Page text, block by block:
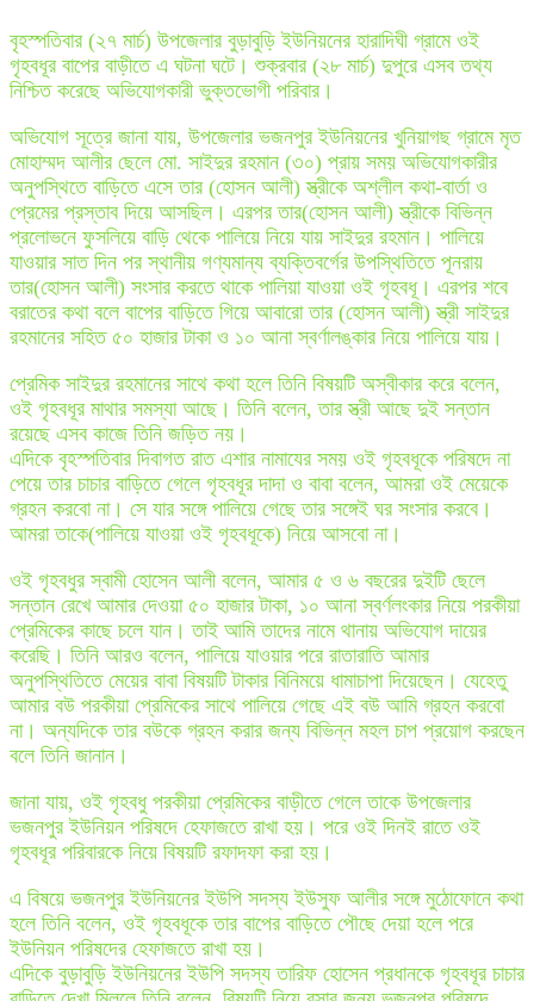
বৃহস্পতিবার (২৭ মার্চ) উপজেলার বুড়াবুড়ি ইউনিয়নের হারাদিঘী গ্রামে ওই
গৃহবধূর বাপের বাড়ীতে এ ঘটনা ঘটে। শুক্রবার (২৮ মার্চ) দুপুরে এসব তথ্য
নিশ্চিত করেছে অভিযোগকারী ভুক্তভোগী পরিবার।
অভিযোগ সূত্রে জানা যায়, উপজেলার ভজনপুর ইউনিয়নের খুনিয়াগছ গ্রামে মৃত
মোহাম্মদ আলীর ছেলে মো. সাইদুর রহমান (৩০) প্রায় সময় অভিযোগকারীর
অনুপস্থিতে বাড়িতে এসে তার (হোসন আলী) স্ত্রীকে অশ্লীল কথা-বার্তা ও
প্রেমের প্রস্তাব দিয়ে আসছিল। এরপর তার(হোসন আলী) স্ত্রীকে বিভিন্ন
প্রলোভনে ফুসলিয়ে বাড়ি থেকে পালিয়ে নিয়ে যায় সাইদুর রহমান। পালিয়ে
যাওয়ার সাত দিন পর স্থানীয় গণ্যমান্য ব্যক্তিবর্গের উপস্থিতিতে পূনরায়
তার(হোসন আলী) সংসার করতে থাকে পালিয়া যাওয়া ওই গৃহবধূ। এরপর শবে
বরাতের কথা বলে বাপের বাড়িতে গিয়ে আবারো তার (হোসন আলী) স্ত্রী সাইদুর
রহমানের সহিত ৫০ হাজার টাকা ও ১০ আনা স্বর্ণালঙ্কার নিয়ে পালিয়ে যায়।
প্রেমিক সাইদুর রহমানের সাথে কথা হলে তিনি বিষয়টি অস্বীকার করে বলেন,
ওই গৃহবধূর মাথার সমস্যা আছে। তিনি বলেন, তার স্ত্রী আছে দুই সন্তান
রয়েছে এসব কাজে তিনি জড়িত নয়।
এদিকে বৃহস্পতিবার দিবাগত রাত এশার নামাযের সময় ওই গৃহবধূকে পরিষদে না
পেয়ে তার চাচার বাড়িতে গেলে গৃহবধূর দাদা ও বাবা বলেন, আমরা ওই মেয়েকে
গ্রহন করবো না। সে যার সঙ্গে পালিয়ে গেছে তার সঙ্গেই ঘর সংসার করবে।
আমরা তাকে(পালিয়ে যাওয়া ওই গৃহবধূকে) নিয়ে আসবো না।
ওই গৃহবধুর স্বামী হোসেন আলী বলেন, আমার ৫ ও ৬ বছরের দুইটি ছেলে
সন্তান রেখে আমার দেওয়া ৫০ হাজার টাকা, ১০ আনা স্বর্ণলংকার নিয়ে পরকীয়া
প্রেমিকের কাছে চলে যান। তাই আমি তাদের নামে থানায় অভিযোগ দায়ের
করেছি। তিনি আরও বলেন, পালিয়ে যাওয়ার পরে রাতারাতি আমার
অনুপস্থিতিতে মেয়ের বাবা বিষয়টি টাকার বিনিময়ে ধামাচাপা দিয়েছেন। যেহেতু
আমার বউ পরকীয়া প্রেমিকের সাথে পালিয়ে গেছে এই বউ আমি গ্রহন করবো
না। অন্যদিকে তার বউকে গ্রহন করার জন্য বিভিন্ন মহল চাপ প্রয়োগ করছেন
বলে তিনি জানান।
জানা যায়, ওই গৃহবধু পরকীয়া প্রেমিকের বাড়ীতে গেলে তাকে উপজেলার
ভজনপুর ইউনিয়ন পরিষদে হেফাজতে রাখা হয়। পরে ওই দিনই রাতে ওই
গৃহবধূর পরিবারকে নিয়ে বিষয়টি রফাদফা করা হয়।
এ বিষয়ে ভজনপুর ইউনিয়নের ইউপি সদস্য ইউসুফ আলীর সঙ্গে মুঠোফোনে কথা
হলে তিনি বলেন, ওই গৃহবধূকে তার বাপের বাড়িতে পৌছে দেয়া হলে পরে
ইউনিয়ন পরিষদের হেফাজতে রাখা হয়।
এদিকে বুড়াবুড়ি ইউনিয়নের ইউপি সদস্য তারিফ হোসেন প্রধানকে গৃহবধূর চাচার